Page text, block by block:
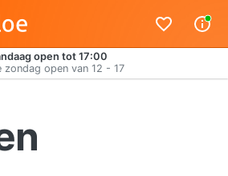
open tot 17:00
zondag open van 12 - 17